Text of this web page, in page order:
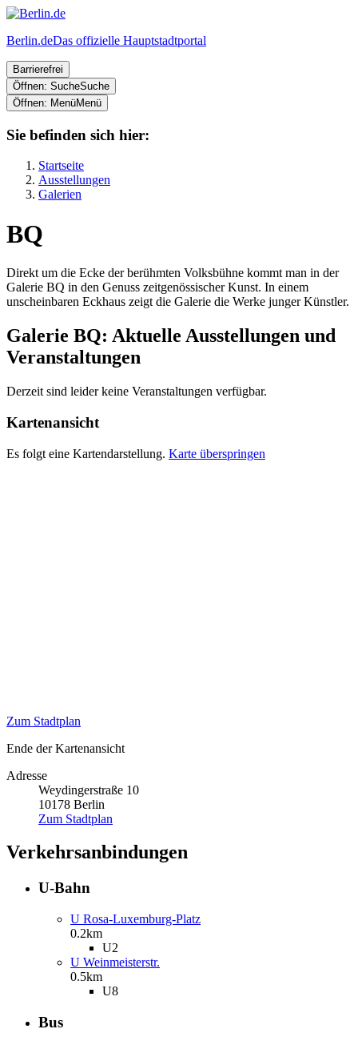
Berlin.deDas offizielle Hauptstadtportal
Barrierefrei
Öffnen: SucheSuche
Öffnen: MenüMenü
Sie befinden sich hier:
Startseite
Ausstellungen
Galerien
BQ
Direkt um die Ecke der berühmten Volksbühne kommt man in der
Galerie BQ in den Genuss zeitgenössischer Kunst. In einem
unscheinbaren Eckhaus zeigt die Galerie die Werke junger Künstler.
Galerie BQ: Aktuelle Ausstellungen und
Veranstaltungen
Derzeit sind leider keine Veranstaltungen verfügbar.
Kartenansicht
Es folgt eine Kartendarstellung. Karte überspringen
Zum Stadtplan
Ende der Kartenansicht
Adresse
Weydingerstraße 10
10178 Berlin
Zum Stadtplan
Verkehrsanbindungen
U-Bahn
U Rosa-Luxemburg-Platz
0.2km
U2
U Weinmeisterstr.
0.5km
U8
Bus